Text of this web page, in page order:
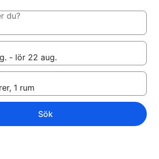
du?
Sök